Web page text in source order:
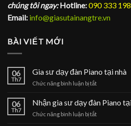
chúng tôi ngay: Hotline:090 333
Email: info@giasutainangtre.vn
BÀI VIẾT MỚI
06
Th7
Gia sư dạy đàn Piano tại nhà
Chức năng bình luận bị tắtở
dạy
đàn
06
Th7
Nhận gia sư dạy đàn Piano
Chức năng bình luận bị tắtở